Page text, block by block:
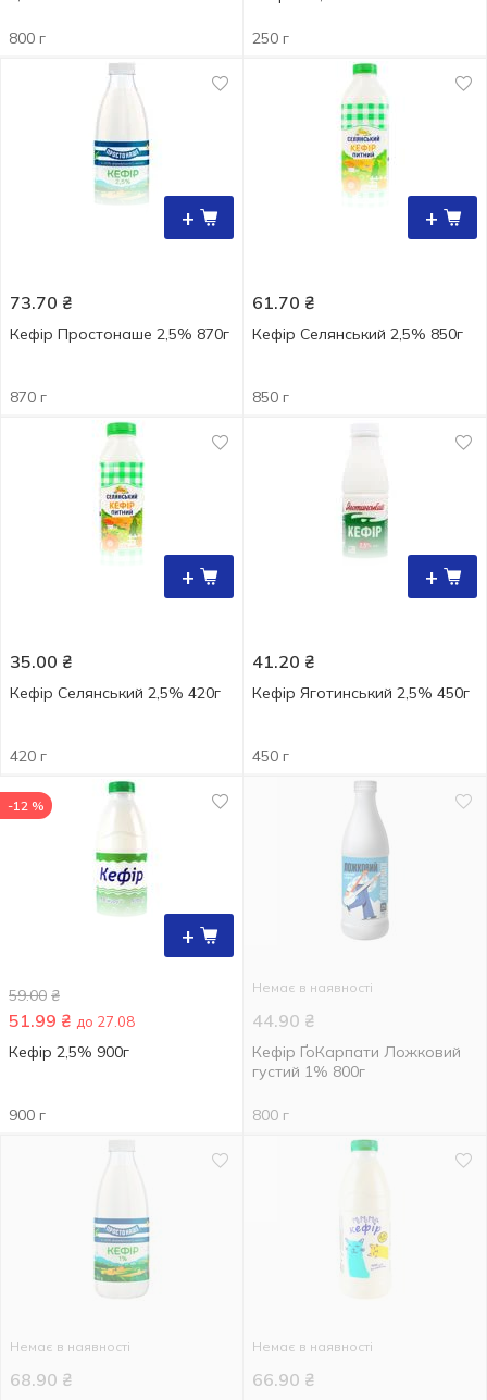
800 г 250 г
+
73.70 ₴
Кефір Простонаше 2,5% 870г
870 г
+
61.70 ₴
Кефір Селянський 2,5% 850г
850 г
+
35.00 ₴
Кефір Селянський 2,5% 420г
420 г
+
41.20 ₴
Кефір Яготинський 2,5% 450г
450 г
+
-12 %
59.00 ₴
51.99 ₴ до 27.08
Кефір 2,5% 900г
900 г
Немає в наявності
44.90 ₴
Кефір ҐоКарпати Ложковий
густий 1% 800г
800 г
Немає в наявності
68.90 ₴
Немає в наявності
66.90 ₴